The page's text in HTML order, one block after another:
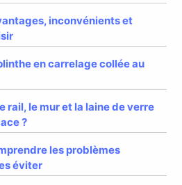
inconvénients et
en carrelage collée au
rail, le mur et la laine de verre
?
les problèmes
éviter